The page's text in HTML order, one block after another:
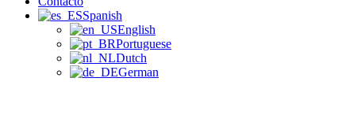
Spanish
English
Portuguese
Dutch
German